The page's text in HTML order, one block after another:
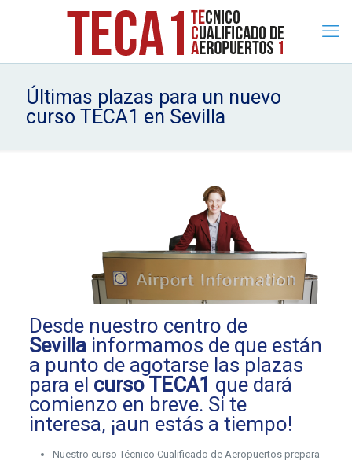
Últimas plazas para un nuevo
curso TECA1 en Sevilla
Desde nuestro centro de
Sevilla informamos de que están
a punto de agotarse las plazas
para el curso TECA1 que dará
comienzo en breve. Si te
interesa, ¡aun estás a tiempo!
Nuestro curso Técnico Cualificado de Aeropuertos prepara